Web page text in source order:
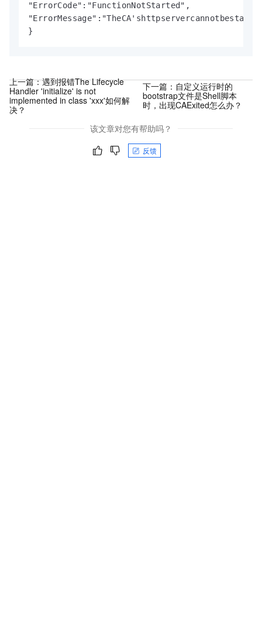
"ErrorCode":"FunctionNotStarted",
}
上一篇：遇到报错The Lifecycle
Handler 'initialize' is not
implemented in class 'xxx'如何解
决？
下一篇： 自定义运行时的
bootstrap文件是Shell脚本
时，出现CAExited怎么办？
该文章对您有帮助吗？
反馈